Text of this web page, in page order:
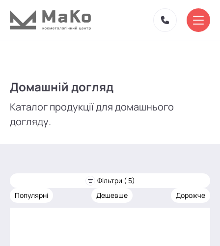
Домашній догляд
Каталог продукції для домашнього
догляду.
Фільтри ( 5)
Популярні
Дешевше Дорожче